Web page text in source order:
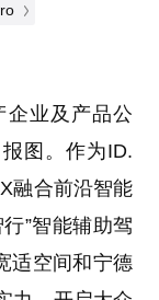
企业及产品公
报图。作为ID.
融合前沿智能
”智能辅助驾
适空间和宁德